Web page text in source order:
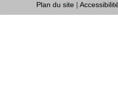
Plan du site|